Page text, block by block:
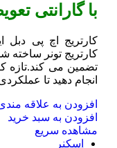
با گارانتی
کارتریج تونر ساخته
تضمین می کند.تازه
انجام دهید تا
افزودن به علاقه
افزودن به سبد خرید
مشاهده سریع
اسکنر